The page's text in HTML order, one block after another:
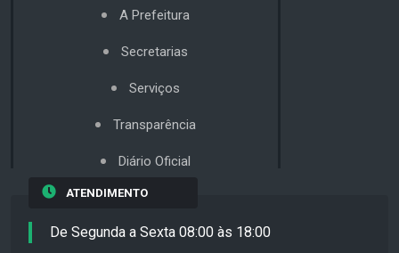
A Prefeitura
Secretarias
Serviços
Transparência
Diário Oficial
ATENDIMENTO
De Segunda a Sexta 08:00 às 18:00